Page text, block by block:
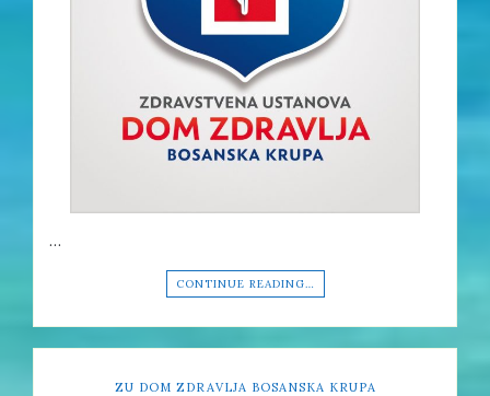
…
CONTINUE READING…
ZU DOM ZDRAVLJA BOSANSKA KRUPA